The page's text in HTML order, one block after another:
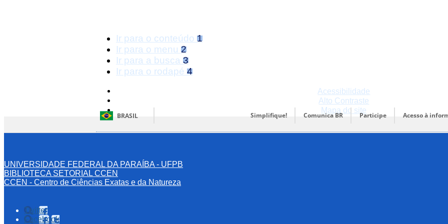
Ir para o conteúdo 1
Ir para o menu 2
Ir para a busca 3
Ir para o rodapé 4
Acessibilidade
Alto Contraste
Mapa do site
BRASIL Simplifique! Comunica BR Participe Acesso à
UNIVERSIDADE FEDERAL DA PARAÍBA - UFPB
BIBLIOTECA SETORIAL CCEN
CCEN - Centro de Ciências Exatas e da Natureza
Twitter
Facebook